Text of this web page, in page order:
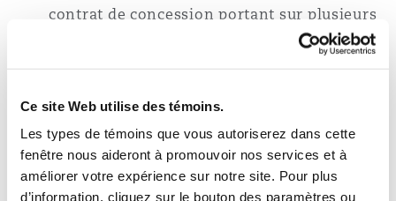
Ce site Web utilise des témoins.
Les types de témoins que vous autoriserez dans cette
fenêtre nous aideront à promouvoir nos services et à
améliorer votre expérience sur notre site. Pour plus
d’information, cliquez sur le bouton des paramètres ou
contrat de concession portant sur plusieurs
énergétique étatique basée en Amérique du
Sud dans le cadre d'un arbitrage LCIA
portant sur l'exploration, la production et la
distribution de pétrole et de gaz naturel